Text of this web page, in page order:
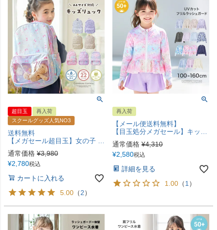
超目玉
再入荷
スクールグッズ人気NO3
送料無料
【メガセール超目玉】女の子 撥水加工 猫柄リュックサック リュック 軽量 大容量 小花柄 猫柄 レインボー柄 通園 通学 ベージュ ピンク ブルー キャサリンコテージ TAK
通常価格 ¥3,980
¥2,780税込
カートに入れる
5.00 （2）
再入荷
【メール便送料無料】
【目玉処分メガセール】キッズ ジュニア ガーリーフリル ラッシュガード フードなし スイムウェア おしゃれ 女の子 小学生 中学生 YUP12《メール便優先商品》
通常価格 ¥4,310
¥2,580税込
詳細を見る
1.00 （1 ）